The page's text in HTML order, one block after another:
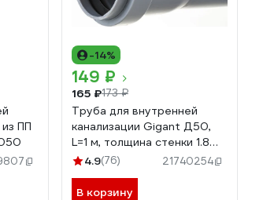
ПП
-14%
149 ₽
165 ₽173 ₽
Труба для внутренней
канализации Gigant Д50,
L=1 м, толщина стенки 1.8
мм GSG-22
4.9(76) 21740254
В корзину